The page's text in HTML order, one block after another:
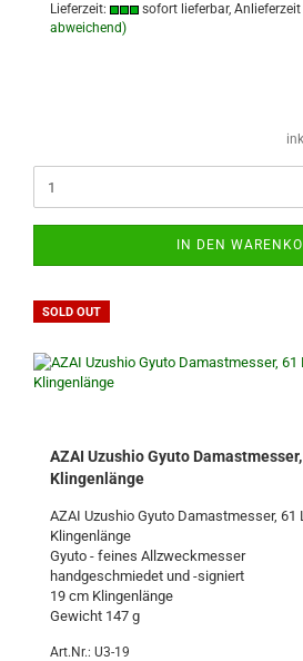
Lieferzeit:
sofort lieferbar, Anlieferzeit
abweichend)
IN DEN
SOLD OUT
AZAI Uzushio Gyuto
Klingenlänge
AZAI Uzushio Gyuto Damastmesser, 61
Klingenlänge
Gyuto - feines Allzweckmesser
handgeschmiedet und -signiert
19 cm Klingenlänge
Gewicht 147 g
Art.Nr.: U3-19